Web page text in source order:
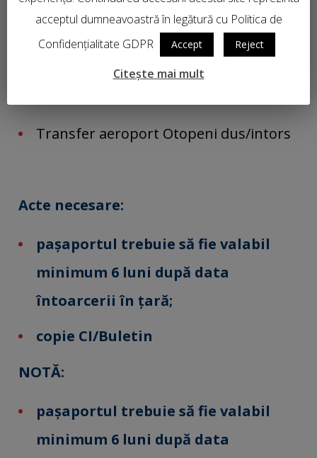
reprezentantului agenţiei
Asigurarea de călătorie de grup– 70
Transfer aeroport Otopeni dus/intors
Acte necesare:
paşaportul trebuie să fie valabil
minimum 6 luni după data
întoarcerii în ţară;
copie CI/Buletin
NOTĂ:
paşaportul trebuie să fie valabil
minimum 6 luni după data
acceptul dumneavoastră în legătură cu Politica de
Confidențialitate GDPR
Accept Reject
Citește mai mult